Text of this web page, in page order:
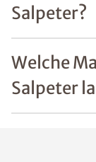
Salpeter?
Welche
Salpeter